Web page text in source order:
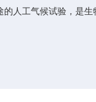
人工气候试验，是